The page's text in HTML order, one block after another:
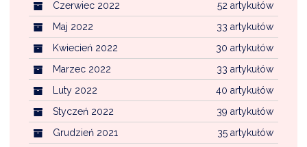
52 artykułów
Czerwiec 2022
33 artykułów
Maj 2022
30 artykułów
Kwiecień 2022
33 artykułów
Marzec 2022
40 artykułów
Luty 2022
39 artykułów
Styczeń 2022
35 artykułów
Grudzień 2021